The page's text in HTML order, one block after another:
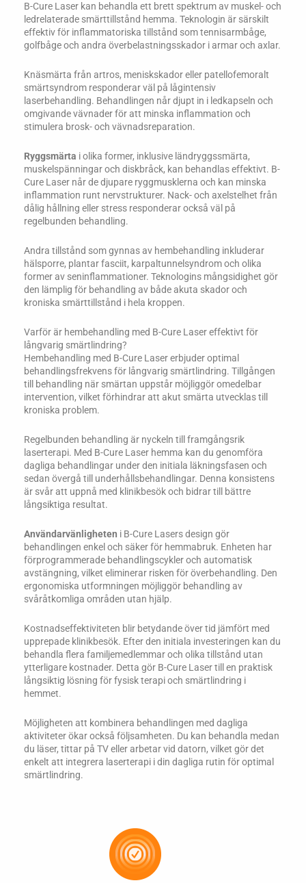
B-Cure Laser kan behandla ett brett spektrum av muskel- och
ledrelaterade smärttillstånd hemma. Teknologin är särskilt
effektiv för inflammatoriska tillstånd som tennisarmbåge,
golfbåge och andra överbelastningsskador i armar och axlar.
Knäsmärta från artros, meniskskador eller patellofemoralt
smärtsyndrom responderar väl på lågintensiv
laserbehandling. Behandlingen når djupt in i ledkapseln och
omgivande vävnader för att minska inflammation och
stimulera brosk- och vävnadsreparation.
Ryggsmärta i olika former, inklusive ländryggssmärta,
muskelspänningar och diskbråck, kan behandlas effektivt. B-
Cure Laser når de djupare ryggmusklerna och kan minska
inflammation runt nervstrukturer. Nack- och axelstelhet från
dålig hållning eller stress responderar också väl på
regelbunden behandling.
Andra tillstånd som gynnas av hembehandling inkluderar
hälsporre, plantar fasciit, karpaltunnelsyndrom och olika
former av seninflammationer. Teknologins mångsidighet gör
den lämplig för behandling av både akuta skador och
kroniska smärttillstånd i hela kroppen.
Varför är hembehandling med B-Cure Laser effektivt för
långvarig smärtlindring?
Hembehandling med B-Cure Laser erbjuder optimal
behandlingsfrekvens för långvarig smärtlindring. Tillgången
till behandling när smärtan uppstår möjliggör omedelbar
intervention, vilket förhindrar att akut smärta utvecklas till
kroniska problem.
Regelbunden behandling är nyckeln till framgångsrik
laserterapi. Med B-Cure Laser hemma kan du genomföra
dagliga behandlingar under den initiala läkningsfasen och
sedan övergå till underhållsbehandlingar. Denna konsistens
är svår att uppnå med klinikbesök och bidrar till bättre
långsiktiga resultat.
Användarvänligheten i B-Cure Lasers design gör
behandlingen enkel och säker för hemmabruk. Enheten har
förprogrammerade behandlingscykler och automatisk
avstängning, vilket eliminerar risken för överbehandling. Den
ergonomiska utformningen möjliggör behandling av
svåråtkomliga områden utan hjälp.
Kostnadseffektiviteten blir betydande över tid jämfört med
upprepade klinikbesök. Efter den initiala investeringen kan du
behandla flera familjemedlemmar och olika tillstånd utan
ytterligare kostnader. Detta gör B-Cure Laser till en praktisk
långsiktig lösning för fysisk terapi och smärtlindring i
hemmet.
Möjligheten att kombinera behandlingen med dagliga
aktiviteter ökar också följsamheten. Du kan behandla medan
du läser, tittar på TV eller arbetar vid datorn, vilket gör det
enkelt att integrera laserterapi i din dagliga rutin för optimal
smärtlindring.